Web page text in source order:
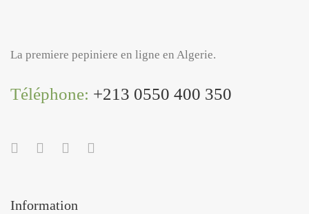
La premiere pepiniere en ligne en Algerie.
Téléphone: +213 0550 400 350
Information